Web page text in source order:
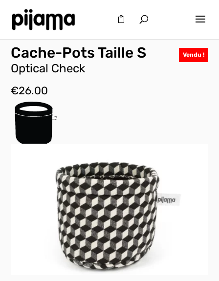
Vendu !
Cache-Pots Taille S
Optical Check
€26.00